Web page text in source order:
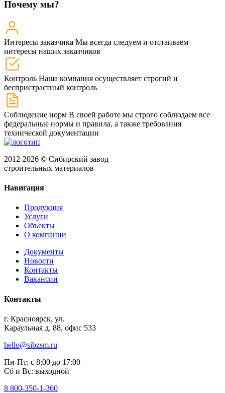
Почему мы?
Интересы заказчика Мы всегда следуем и отстаиваем
интересы наших заказчиков
Контроль Наша компания осуществляет строгий и
беспристрастный контроль
Соблюдение норм В своей работе мы строго соблюдаем все
федеральные нормы и правила, а также требования
технической документации
2012-2026 © Сибирский завод
строительных материалов
Навигация
Продукция
Услуги
Объекты
О компании
Документы
Новости
Контакты
Вакансии
Контакты
г. Красноярск, ул.
Караульная д. 88, офис 533
hello@sibzsm.ru
Пн-Пт: с 8:00 до 17:00
Сб и Вс: выходной
8 800-350-1-360